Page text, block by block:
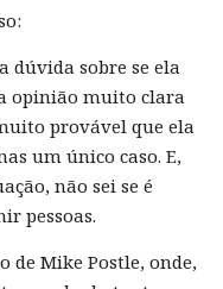
dúvida sobre se ela
opinião muito clara
provável que ela
um único caso. E,
não sei se é
pessoas.
de Mike Postle, onde,